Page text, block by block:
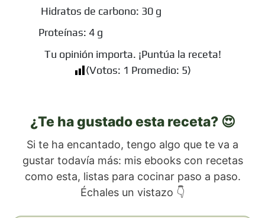
Hidratos de carbono: 30 g
Proteínas: 4 g
Tu opinión importa. ¡Puntúa la receta!
(Votos: 1 Promedio: 5)
¿Te ha gustado esta receta? 😍
Si te ha encantado, tengo algo que te va a
gustar todavía más: mis ebooks con recetas
como esta, listas para cocinar paso a paso.
Échales un vistazo 👇